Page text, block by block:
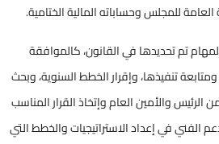
للمجلس وحساباته المالية الختامية.
تم تحديدها في القانون، كالموافقة
تنفيذها، وإقرار الخطط السنوية، وبحث
الرئيس والأمين العام وإتخاذ القرار المناسب
الفني في إعداد الاستراتيجيات والخطط التي